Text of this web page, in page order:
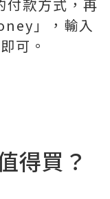
款方式，再
」，輸入
可。
得買？